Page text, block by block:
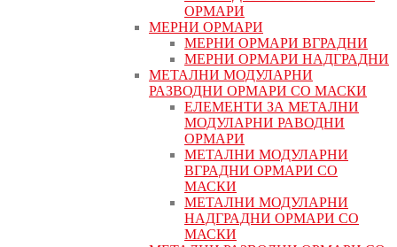
ОРМАРИ
МЕРНИ ОРМАРИ
МЕРНИ ОРМАРИ ВГРАДНИ
МЕРНИ ОРМАРИ НАДГРАДНИ
МЕТАЛНИ МОДУЛАРНИ
РАЗВОДНИ ОРМАРИ СО МАСКИ
ЕЛЕМЕНТИ ЗА МЕТАЛНИ
МОДУЛАРНИ РАВОДНИ
ОРМАРИ
МЕТАЛНИ МОДУЛАРНИ
ВГРАДНИ ОРМАРИ СО
МАСКИ
МЕТАЛНИ МОДУЛАРНИ
НАДГРАДНИ ОРМАРИ СО
МАСКИ